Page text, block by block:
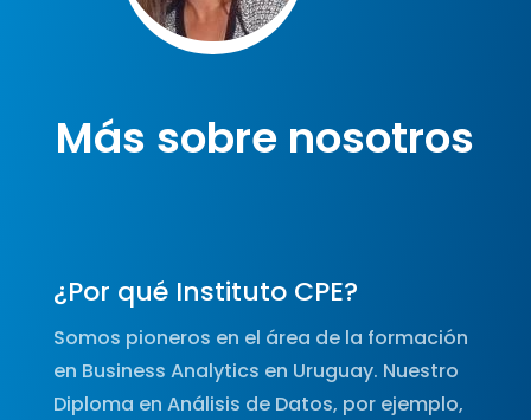
Más sobre nosotros
¿Por qué Instituto CPE?
Somos pioneros en el área de la formación
en Business Analytics en Uruguay. Nuestro
Diploma en Análisis de Datos, por ejemplo,